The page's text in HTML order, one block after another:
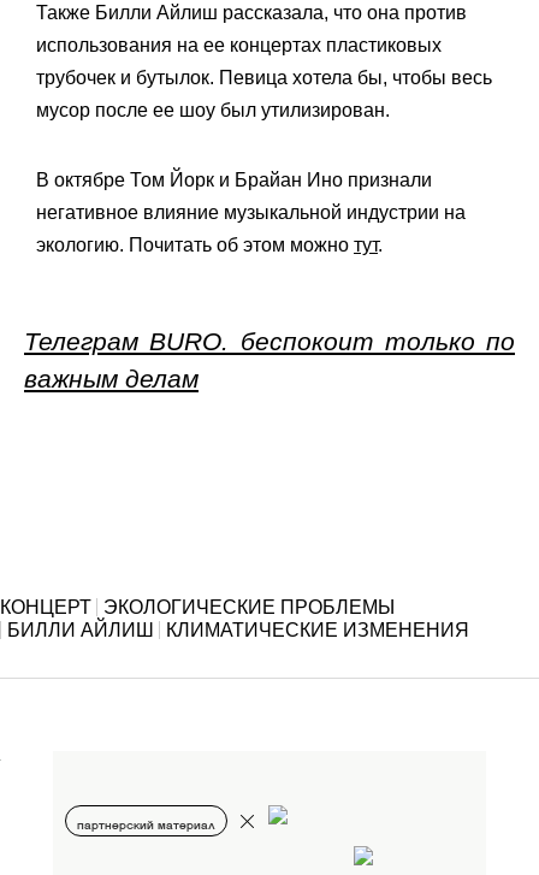
Также Билли Айлиш рассказала, что она против
использования на ее концертах пластиковых
трубочек и бутылок. Певица хотела бы, чтобы весь
мусор после ее шоу был утилизирован.
В октябре Том Йорк и Брайан Ино признали
негативное влияние музыкальной индустрии на
экологию. Почитать об этом можно тут.
Телеграм BURO. беспокоит только по
важным делам
КОНЦЕРТ
ЭКОЛОГИЧЕСКИЕ ПРОБЛЕМЫ
БИЛЛИ АЙЛИШ
КЛИМАТИЧЕСКИЕ ИЗМЕНЕНИЯ
партнерский материал